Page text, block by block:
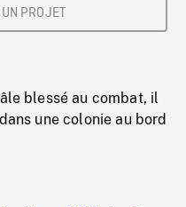
PROJET
blessé au combat, il
une colonie au bord